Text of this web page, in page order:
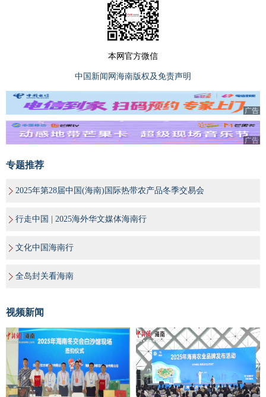
本网官方微信
中国新闻网海南版权及免责声明
广告
广告
专题推荐
2025年第28届中国(海南)国际热带农产品冬季交易会
行走中国 | 2025海外华文媒体海南行
文化中国海南行
全岛封关看海南
视频新闻